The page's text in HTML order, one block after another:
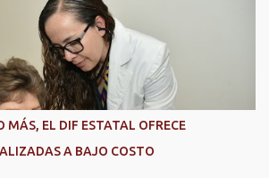
MÁS, EL DIF ESTATAL OFRECE
A BAJO COSTO